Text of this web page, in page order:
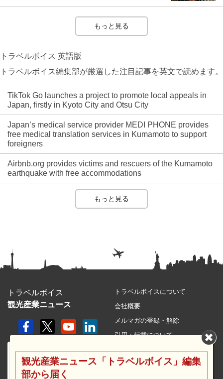
もっと見る
トラベルボイス 英語版
トラベルボイス編集部が厳選した注目記事を英文で読めます。
TikTok Go launches a project to promote local appeals in
Japan, firstly in Kyoto City and Otsu City
Japan’s medical service provider MEDI PHONE provides
free medical translation services in Kumamoto to support
foreigners
Airbnb.org provides victims and rescuers of the Kumamoto
earthquake with free accommodations
もっと見る
トラベルボイス
観光産業ニュース
トラベルボイスについて
会社概要
メルマガの登録・解除
引用・転載について
利用規約
観光産業ニュース「トラベルボイス」編集
部から届く